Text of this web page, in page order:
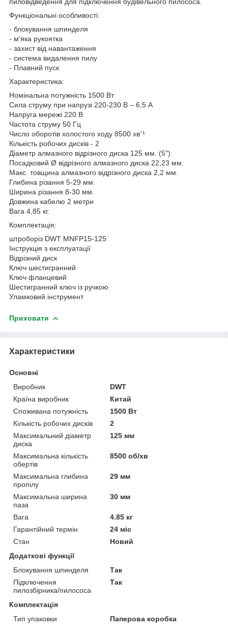
Функціональні особливості:
- блокування шпинделя
- м'яка рукоятка
- захист від навантаження
- система видалення пилу
- Плавний пуск
Характеристика:
Номінальна потужність 1500 Вт
Сила струму при напрузі 220-230 В – 6,5 A
Напруга мережі 220 В
Частота струму 50 Гц
Число оборотів холостого ходу 8500 хвˉ¹
Кількість робочих дисків - 2
Діаметр алмазного відрізного диска 125 мм. (5")
Посадковий Ø відрізного алмазного диска 22,23 мм.
Макс. товщина алмазного відрізного диска 2,2 мм.
Глибина різання 5-29 мм.
Ширина різання 8-30 мм.
Довжина кабелю 2 метри
Вага 4,85 кг.
Комплектація:
штроборіз DWT MNFP15-125
Інструкція з експлуатації
Відрізний диск
Ключ шестигранний
Ключ фланцевий
Шестигранний ключ із ручкою
Уламковий інструмент
Приховати
Характеристики
Основні
Виробник
DWT
Країна виробник
Китай
Споживана потужність
1500 Вт
Кількість робочих дисків
2
Максимальний діаметр
диска
125 мм
Максимальна кількість
обертів
8500 об/хв
Максимальна глибина
пропілу
29 мм
Максимальна ширина
паза
30 мм
Вага
4.85 кг
Гарантійний термін
24 міс
Стан
Новий
Додаткові функції
Блокування шпинделя
Так
Підключення
пилозбірника/пилососа
Так
Комплектація
Тип упаковки
Паперова коробка